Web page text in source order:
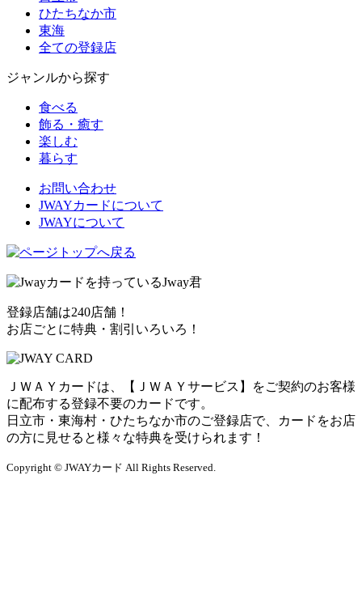
ひたちなか市
東海
全ての登録店
ジャンルから探す
食べる
飾る・癒す
楽しむ
暮らす
お問い合わせ
JWAYカードについて
JWAYについて
登録店舗は240店舗！
お店ごとに特典・割引いろいろ！
ＪＷＡＹカードは、【ＪＷＡＹサービス】をご契約のお客様
に配布する登録不要のカードです。
日立市・東海村・ひたちなか市のご登録店で、カードをお店
の方に見せると様々な特典を受けられます！
Copyright © JWAYカード All Rights Reserved.